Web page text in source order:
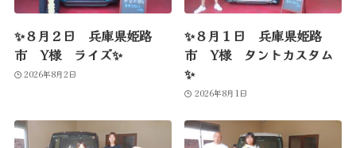
✨８月２日 兵庫県姫路
市 Y様 ライズ✨
2026年8月2日
✨８月１日 兵庫県姫路
市 Y様 タントカスタム
✨
2026年8月1日